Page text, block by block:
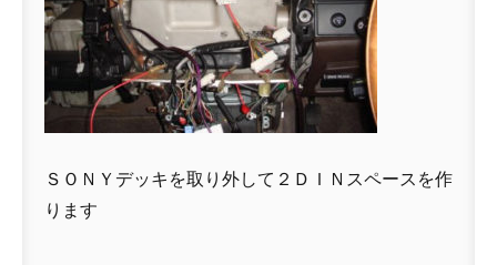
ＳＯＮＹデッキを取り外して２ＤＩＮスペースを作
ります